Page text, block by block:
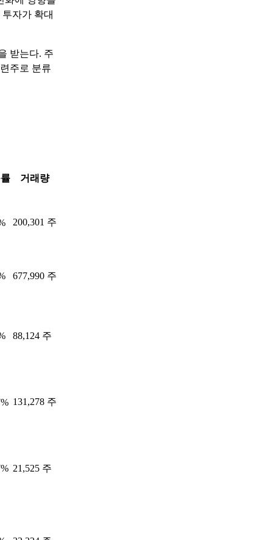
자가 확대
받는다. 주
주로 분류
거래량
200,301 주
677,990 주
88,124 주
131,278 주
21,525 주